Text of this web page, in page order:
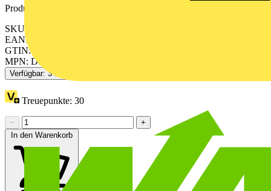
Produktkennzeichen
SKU: 941310
EAN: 4013364131798
GTIN: 4013364131798
MPN: DSH TT 255
Verfügbar: 3 Händler
Treuepunkte: 30
−
+
In den Warenkorb